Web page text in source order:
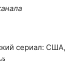
сериал: США,